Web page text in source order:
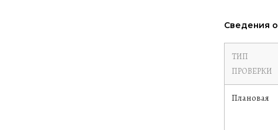
Сведения
ТИП
ПРОВЕРКИ
Плановая